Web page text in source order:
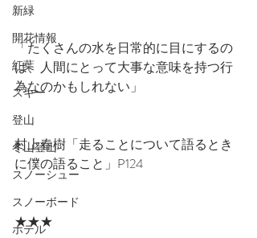
新緑
開花情報
紅葉
スキー
登山
冬山登山
スノーシュー
スノーボード
ホテル
「たくさんの水を日常的に目にするの
は、人間にとって大事な意味を持つ行
為なのかもしれない」
村上春樹「走ることについて語るとき
に僕の語ること」P124
★★★